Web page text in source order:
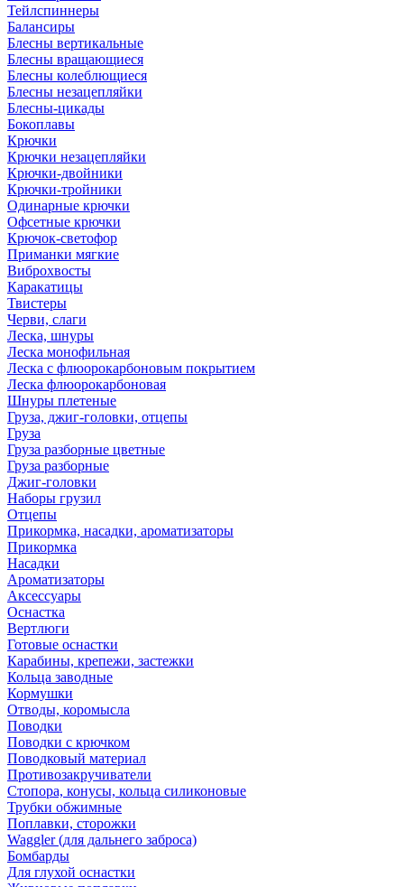
Тейлспиннеры
Балансиры
Блесны вертикальные
Блесны вращающиеся
Блесны колеблющиеся
Блесны незацепляйки
Блесны-цикады
Бокоплавы
Крючки
Крючки незацепляйки
Крючки-двойники
Крючки-тройники
Одинарные крючки
Офсетные крючки
Крючок-светофор
Приманки мягкие
Виброхвосты
Каракатицы
Твистеры
Черви, слаги
Леска, шнуры
Леска монофильная
Леска с флюорокарбоновым покрытием
Леска флюорокарбоновая
Шнуры плетеные
Груза, джиг-головки, отцепы
Груза
Груза разборные цветные
Груза разборные
Джиг-головки
Наборы грузил
Отцепы
Прикормка, насадки, ароматизаторы
Прикормка
Насадки
Ароматизаторы
Аксессуары
Оснастка
Вертлюги
Готовые оснастки
Карабины, крепежи, застежки
Кольца заводные
Кормушки
Отводы, коромысла
Поводки
Поводки с крючком
Поводковый материал
Противозакручиватели
Стопора, конусы, кольца силиконовые
Трубки обжимные
Поплавки, сторожки
Waggler (для дальнего заброса)
Бомбарды
Для глухой оснастки